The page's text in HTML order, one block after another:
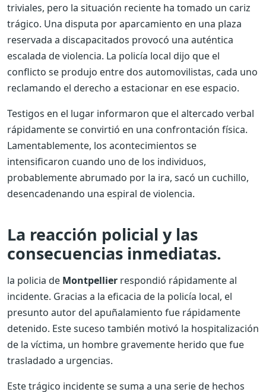
triviales, pero la situación reciente ha tomado un cariz
trágico. Una disputa por aparcamiento en una plaza
reservada a discapacitados provocó una auténtica
escalada de violencia. La policía local dijo que el
conflicto se produjo entre dos automovilistas, cada uno
reclamando el derecho a estacionar en ese espacio.
Testigos en el lugar informaron que el altercado verbal
rápidamente se convirtió en una confrontación física.
Lamentablemente, los acontecimientos se
intensificaron cuando uno de los individuos,
probablemente abrumado por la ira, sacó un cuchillo,
desencadenando una espiral de violencia.
La reacción policial y las
consecuencias inmediatas.
la policia de Montpellier respondió rápidamente al
incidente. Gracias a la eficacia de la policía local, el
presunto autor del apuñalamiento fue rápidamente
detenido. Este suceso también motivó la hospitalización
de la víctima, un hombre gravemente herido que fue
trasladado a urgencias.
Este trágico incidente se suma a una serie de hechos